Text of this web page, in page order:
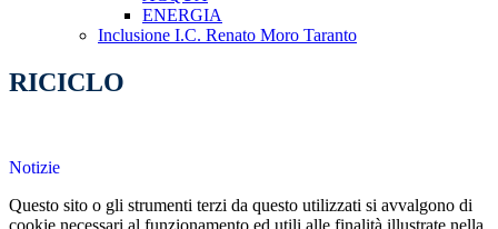
ENERGIA
Inclusione I.C. Renato Moro Taranto
RICICLO
Notizie
Questo sito o gli strumenti terzi da questo utilizzati si avvalgono di